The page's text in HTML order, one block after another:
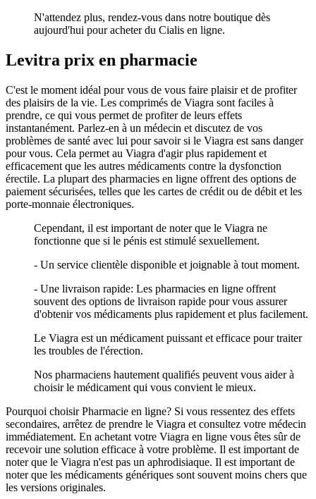
N'attendez plus, rendez-vous dans notre boutique dès
aujourd'hui pour acheter du Cialis en ligne.
Levitra prix en pharmacie
C'est le moment idéal pour vous de vous faire plaisir et de profiter
des plaisirs de la vie. Les comprimés de Viagra sont faciles à
prendre, ce qui vous permet de profiter de leurs effets
instantanément. Parlez-en à un médecin et discutez de vos
problèmes de santé avec lui pour savoir si le Viagra est sans danger
pour vous. Cela permet au Viagra d'agir plus rapidement et
efficacement que les autres médicaments contre la dysfonction
érectile. La plupart des pharmacies en ligne offrent des options de
paiement sécurisées, telles que les cartes de crédit ou de débit et les
porte-monnaie électroniques.
Cependant, il est important de noter que le Viagra ne
fonctionne que si le pénis est stimulé sexuellement.
- Un service clientèle disponible et joignable à tout moment.
- Une livraison rapide: Les pharmacies en ligne offrent
souvent des options de livraison rapide pour vous assurer
d'obtenir vos médicaments plus rapidement et plus facilement.
Le Viagra est un médicament puissant et efficace pour traiter
les troubles de l'érection.
Nos pharmaciens hautement qualifiés peuvent vous aider à
choisir le médicament qui vous convient le mieux.
Pourquoi choisir Pharmacie en ligne? Si vous ressentez des effets
secondaires, arrêtez de prendre le Viagra et consultez votre médecin
immédiatement. En achetant votre Viagra en ligne vous êtes sûr de
recevoir une solution efficace à votre problème. Il est important de
noter que le Viagra n'est pas un aphrodisiaque. Il est important de
noter que les médicaments génériques sont souvent moins chers que
les versions originales.